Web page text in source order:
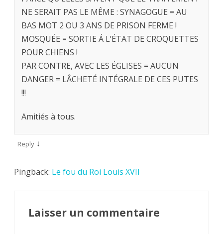
NE SERAIT PAS LE MÊME : SYNAGOGUE = AU
BAS MOT 2 OU 3 ANS DE PRISON FERME !
MOSQUÉE = SORTIE Á L’ÉTAT DE CROQUETTES
POUR CHIENS !
PAR CONTRE, AVEC LES ÉGLISES = AUCUN
DANGER = LÂCHETÉ INTÉGRALE DE CES PUTES
!!!
Amitiés à tous.
Reply ↓
Pingback: Le fou du Roi Louis XVII
Laisser un commentaire